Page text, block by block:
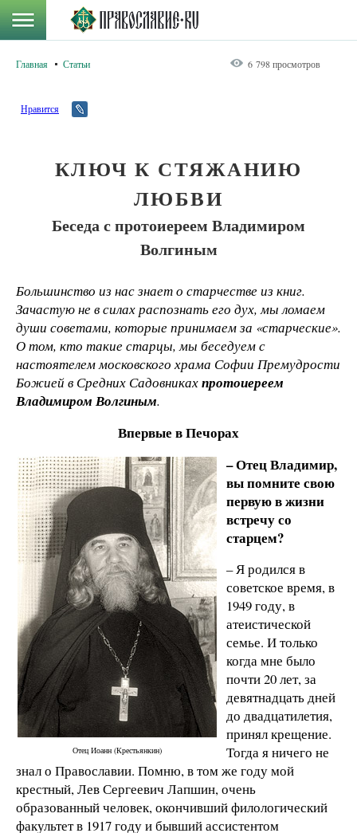
Главная Статьи 6 798 просмотров
Нравится
КЛЮЧ К СТЯЖАНИЮ
ЛЮБВИ
Беседа с протоиереем Владимиром
Волгиным
Большинство из нас знает о старчестве из книг.
Зачастую не в силах распознать его дух, мы ломаем
души советами, которые принимаем за «старческие».
О том, кто такие старцы, мы беседуем с
настоятелем московского храма Софии Премудрости
Божией в Средних Садовникахпротоиереем
Владимиром Волгиным.
Впервые в Печорах
Отец Иоанн (Крестьянкин)
– Отец Владимир,
вы помните свою
первую в жизни
встречу со
старцем?
– Я родился в
советское время, в
1949 году, в
атеистической
семье. И только
когда мне было
почти 20 лет, за
девятнадцать дней
до двадцатилетия,
принял крещение.
Тогда я ничего не
знал о Православии. Помню, в том же году мой
крестный, Лев Сергеевич Лапшин, очень
образованный человек, окончивший филологический
факультет в 1917 году и бывший ассистентом